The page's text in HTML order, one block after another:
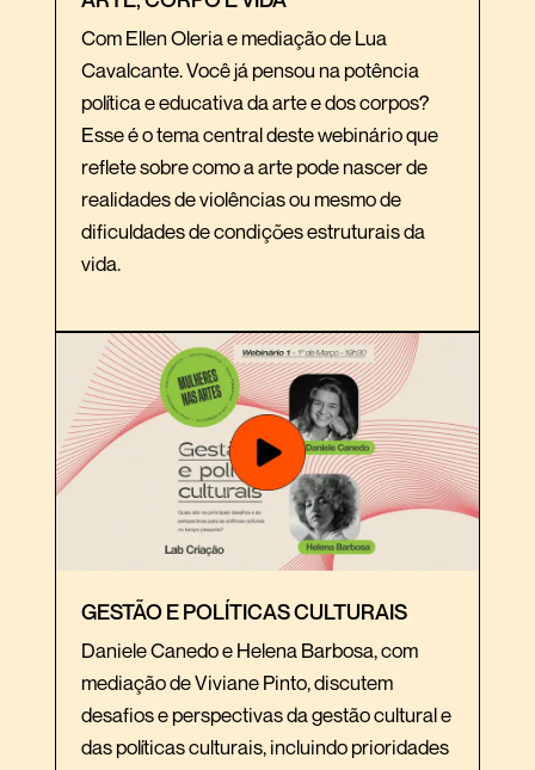
Com Ellen Oleria e mediação de Lua
Cavalcante. Você já pensou na potência
política e educativa da arte e dos corpos?
Esse é o tema central deste webinário que
reflete sobre como a arte pode nascer de
realidades de violências ou mesmo de
dificuldades de condições estruturais da
vida.
GESTÃO E POLÍTICAS CULTURAIS
Daniele Canedo e Helena Barbosa, com
mediação de Viviane Pinto, discutem
desafios e perspectivas da gestão cultural e
das políticas culturais, incluindo prioridades